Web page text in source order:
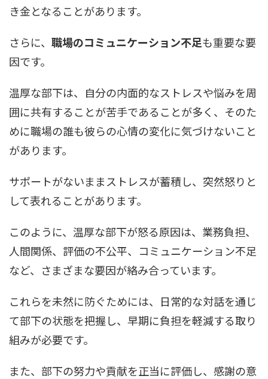
き金となることがあります。
さらに、 職場のコミュニケーション不足も重要な要
因です。
温厚な部下は、自分の内面的なストレスや悩みを周
囲に共有することが苦手であることが多く、そのた
めに職場の誰も彼らの心情の変化に気づけないこと
があります。
サポートがないままストレスが蓄積し、突然怒りと
して表れることがあります。
このように、温厚な部下が怒る原因は、業務負担、
人間関係、評価の不公平、コミュニケーション不足
など、さまざまな要因が絡み合っています。
これらを未然に防ぐためには、日常的な対話を通じ
て部下の状態を把握し、早期に負担を軽減する取り
組みが必要です。
また、部下の努力や貢献を正当に評価し、感謝の意